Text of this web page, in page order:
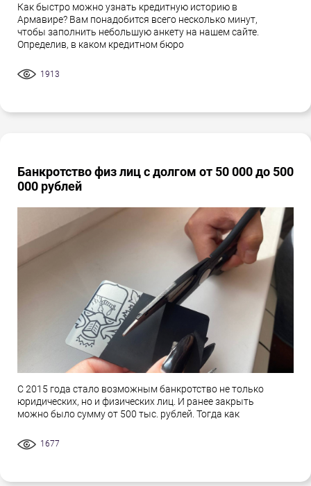
Как быстро можно узнать кредитную историю в
Армавире? Вам понадобится всего несколько минут,
чтобы заполнить небольшую анкету на нашем сайте.
Определив, в каком кредитном бюро
1913
Банкротство физ лиц с долгом от 50 000 до 500
000 рублей
С 2015 года стало возможным банкротство не только
юридических, но и физических лиц. И ранее закрыть
можно было сумму от 500 тыс. рублей. Тогда как
1677